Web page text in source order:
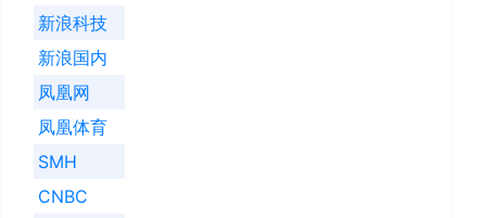
新浪科技
新浪国内
凤凰网
凤凰体育
SMH
CNBC